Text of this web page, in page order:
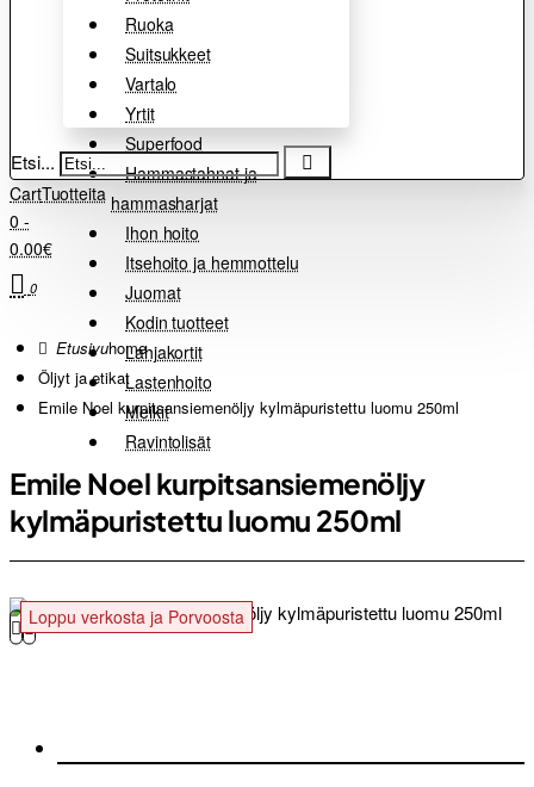
Ruoka
Suitsukkeet
Vartalo
Yrtit
Superfood
Hammastahnat ja
hammasharjat
Ihon hoito
Itsehoito ja hemmottelu
Juomat
Kodin tuotteet
Lahjakortit
Lastenhoito
Meikit
Ravintolisät
Etsi...
CartTuotteita
0 -
0.00€
0
home
Öljyt ja etikat
Emile Noel kurpitsansiemenöljy kylmäpuristettu luomu 250ml
Emile Noel kurpitsansiemenöljy
kylmäpuristettu luomu 250ml
Loppu verkosta ja Porvoosta